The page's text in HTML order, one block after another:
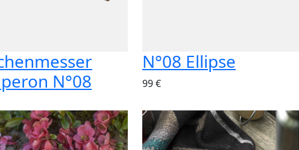
N°08
N°08 Ellipse
99 €